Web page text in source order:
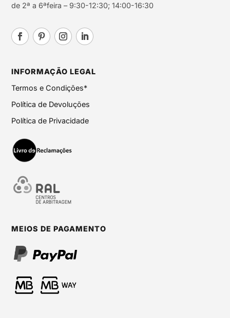
de 2ª a 6ªfeira – 9:30-12:30; 14:00-16:30
INFORMAÇÃO LEGAL
Termos e Condições*
Política de Devoluções
Política de Privacidade
MEIOS DE PAGAMENTO